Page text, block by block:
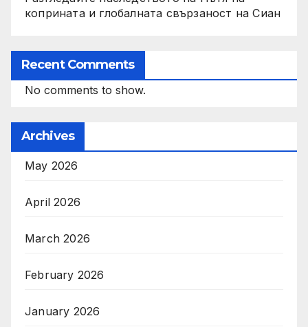
коприната и глобалната свързаност на Сиан
Recent Comments
No comments to show.
Archives
May 2026
April 2026
March 2026
February 2026
January 2026